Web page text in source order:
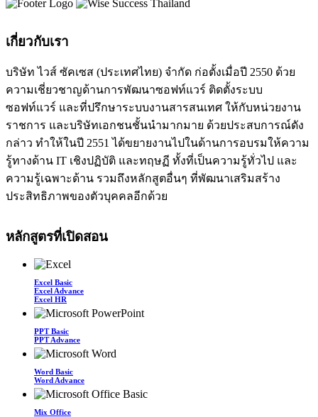
เกี่ยวกับเรา
บริษัท ไวส์ ซัคเซส (ประเทศไทย) จำกัด ก่อตั้งเมื่อปี 2550 ด้วย
ความเชี่ยวชาญด้านการพัฒนาซอฟท์แวร์ ติดตั้งระบบ
ซอฟท์แวร์ และที่ปรึกษาระบบงานสารสนเทศ ให้กับหน่วยงาน
ราชการ และบริษัทเอกชนชั้นนำมากมาย ด้วยประสบการณ์ดัง
กล่าว ทำให้ในปี 2551 ได้ขยายงานไปในด้านการอบรมให้ความ
รู้ทางด้าน IT เชิงปฏิบัติ และทฤษฏี ทั้งที่เป็นความรู้ทั่วไป และ
ความรู้เฉพาะด้าน รวมถึงหลักสูตอื่นๆ ที่พัฒนาเสริมสร้าง
ประสิทธิภาพของตัวบุคคลอีกด้วย
หลักสูตรที่เปิดสอน
Excel Basic
Excel Advance
Excel HR
PPT Basic
PPT Advance
Word Basic
Word Advance
Mix Office